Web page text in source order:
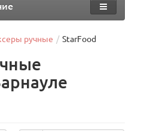
ручные StarFood